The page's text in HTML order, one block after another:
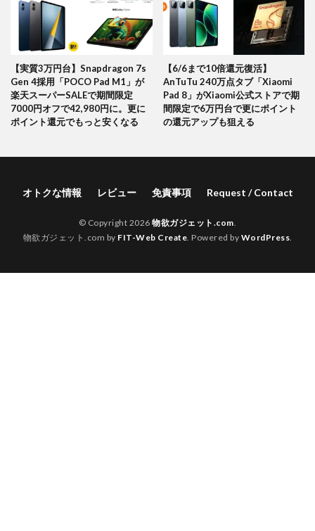
【実質3万円台】Snapdragon 7s
Gen 4採用「POCO Pad M1」が
楽天スーパーSALEで期間限定
7000円オフで42,980円に。更に
ポイント還元でもっと安くなる
【6/6まで10倍還元復活】
AnTuTu 240万点タブ「Xiaomi
Pad 8」がXiaomi公式ストアで期
間限定で6万円台で更にポイント
の還元アップも狙える
オトクな情報 レビュー 免責事項 Request / Contact
© Copyright 2026物欲ガジェット.com.
物欲ガジェット.com by FIT-Web Create. Powered by WordPress.